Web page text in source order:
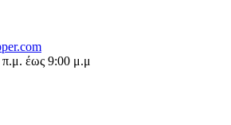
έως 9:00 μ.μ